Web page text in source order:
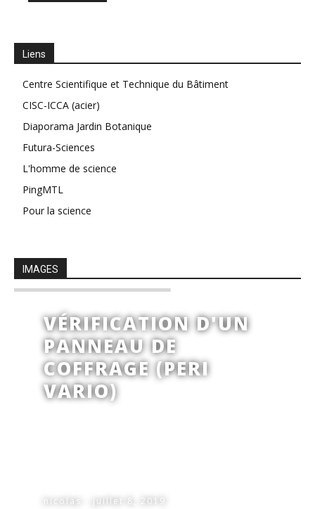
Liens
Centre Scientifique et Technique du Bâtiment
CISC-ICCA (acier)
Diaporama Jardin Botanique
Futura-Sciences
L'homme de science
PingMTL
Pour la science
IMAGES
VÉRIFICATION D'UN
PANNEAU DE
COFFRAGE (PERI
VARIO)
nicolas - juillet 8, 2019